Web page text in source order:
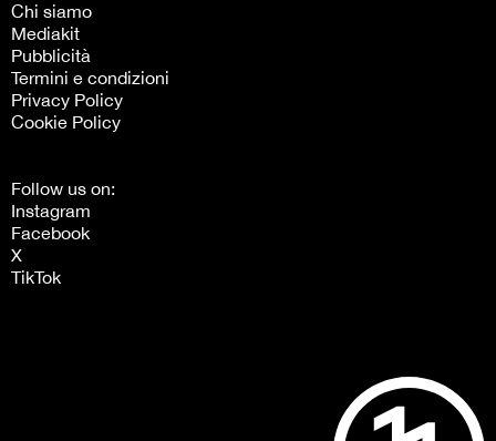
Chi siamo
Mediakit
Pubblicità
Termini e condizioni
Privacy Policy
Cookie Policy
Follow us on:
Instagram
Facebook
X
TikTok